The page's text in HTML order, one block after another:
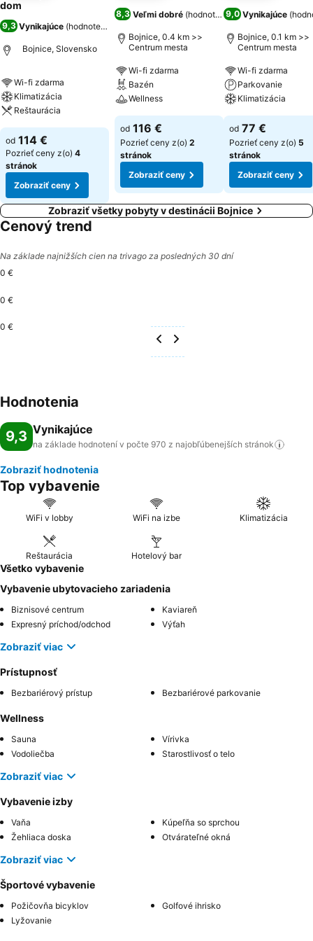
dom
9,3 Vynikajúce (hodnotenia: 970
Bojnice, Slovensko
Wi-fi zdarma
Klimatizácia
Reštaurácia
od 114 €
Pozrieť ceny z(o) 4
stránok
Zobraziť ceny
8,3 Veľmi dobré (hodnotenia: 1 833)
Bojnice, 0.4 km >>
Centrum mesta
Wi-fi zdarma
Bazén
Wellness
od 116 €
Pozrieť ceny z(o) 2
stránok
Zobraziť ceny
9,0 Vynikajúce (
Bojnice, 0.1 km >>
Centrum mesta
Wi-fi zdarma
Parkovanie
Klimatizácia
od 77 €
Pozrieť ceny z(o) 5
stránok
Zobraziť ceny
Zobraziť všetky pobyty v destinácii Bojnice
Cenový trend
Na základe najnižších cien na trivago za posledných 30 dní
0 €
0 €
0 €
Hodnotenia
9,3 Vynikajúce
na základe hodnotení v počte 970 z najobľúbenejších stránok
Zobraziť hodnotenia
Top vybavenie
WiFi v lobby WiFi na izbe Klimatizácia
Reštaurácia Hotelový bar
Všetko vybavenie
Vybavenie ubytovacieho zariadenia
Biznisové centrum
Kaviareň
Expresný príchod/odchod
Výťah
Zobraziť viac
Prístupnosť
Bezbariérový prístup Bezbariérové parkovanie
Wellness
Sauna
Vírivka
Vodoliečba
Starostlivosť o telo
Zobraziť viac
Vybavenie izby
Vaňa
Kúpeľňa so sprchou
Žehliaca doska
Otvárateľné okná
Zobraziť viac
Športové vybavenie
Požičovňa bicyklov
Golfové ihrisko
Lyžovanie